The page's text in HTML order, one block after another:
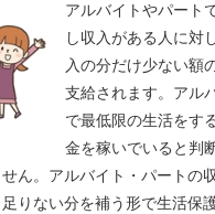
アルバイトやパート
し収入がある人に対
入の分だけ少ない額
支給されます。アル
で最低限の生活をす
金を稼いでいると判
ん。アルバイト・パートの
りない分を補う形で生活保